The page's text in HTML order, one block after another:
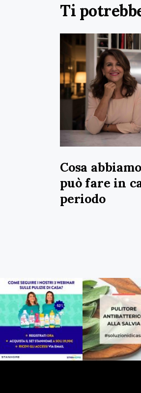
Ti
Cosa
può fare in
periodo